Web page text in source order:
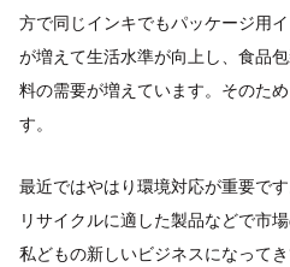
方で同じインキでもパッケージ用
が増えて生活水準が向上し、食品
料の需要が増えています。そのた
す。
最近ではやはり環境対応が重要で
リサイクルに適した製品などで市
私どもの新しいビジネスになってき